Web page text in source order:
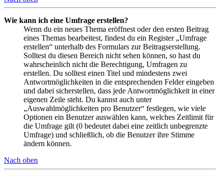
Wie kann ich eine Umfrage erstellen?
Wenn du ein neues Thema eröffnest oder den ersten Beitrag
eines Themas bearbeitest, findest du ein Register „Umfrage
erstellen“ unterhalb des Formulars zur Beitragserstellung.
Solltest du diesen Bereich nicht sehen können, so hast du
wahrscheinlich nicht die Berechtigung, Umfragen zu
erstellen. Du solltest einen Titel und mindestens zwei
Antwortmöglichkeiten in die entsprechenden Felder eingeben
und dabei sicherstellen, dass jede Antwortmöglichkeit in einer
eigenen Zeile steht. Du kannst auch unter
„Auswahlmöglichkeiten pro Benutzer“ festlegen, wie viele
Optionen ein Benutzer auswählen kann, welches Zeitlimit für
die Umfrage gilt (0 bedeutet dabei eine zeitlich unbegrenzte
Umfrage) und schließlich, ob die Benutzer ihre Stimme
ändern können.
Nach oben